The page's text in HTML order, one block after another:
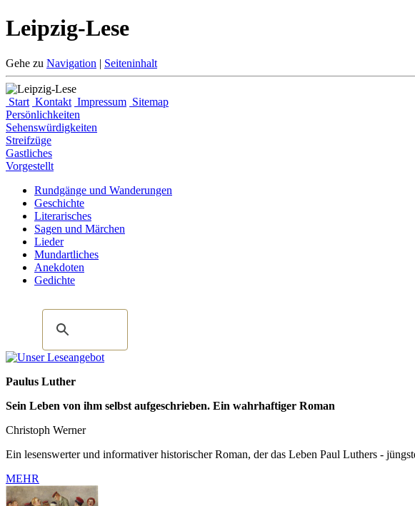
Leipzig-Lese
Gehe zu Navigation | Seiteninhalt
Start Kontakt Impressum Sitemap
Persönlichkeiten
Sehenswürdigkeiten
Streifzüge
Gastliches
Vorgestellt
Rundgänge und Wanderungen
Geschichte
Literarisches
Sagen und Märchen
Lieder
Mundartliches
Anekdoten
Gedichte
Paulus Luther
Sein Leben von ihm selbst aufgeschrieben. Ein wahrhaftiger Roman
Christoph Werner
Ein lesenswerter und informativer historischer Roman, der das Leben Paul Luthers -
MEHR